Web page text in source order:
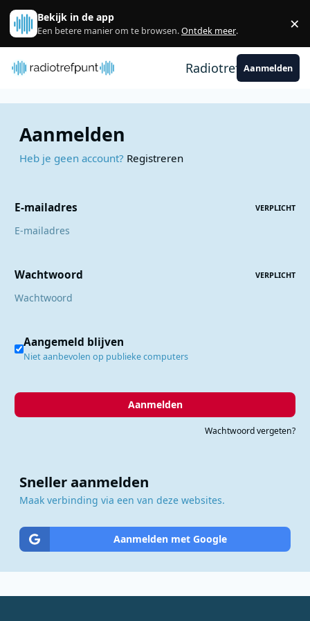
Spring naar bijdragen
Bekijk in de app
Een betere manier om te browsen.Ontdek meer. ×
RadiotrefpuntAanmelden
Aanmelden
Heb je geen account? Registreren
E-mailadres VERPLICHT
Wachtwoord VERPLICHT
Aangemeld blijven
Niet aanbevolen op publieke computers
Aanmelden
Wachtwoord vergeten?
Sneller aanmelden
Maak verbinding via een van deze websites.
Aanmelden met Google